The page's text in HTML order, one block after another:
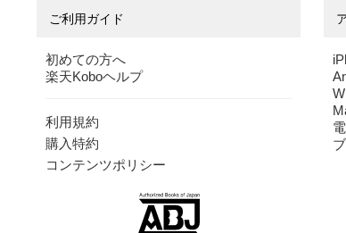
ご利用ガイド
初めての方へ
楽天Koboヘルプ
利用規約
購入特約
コンテンツポリシー